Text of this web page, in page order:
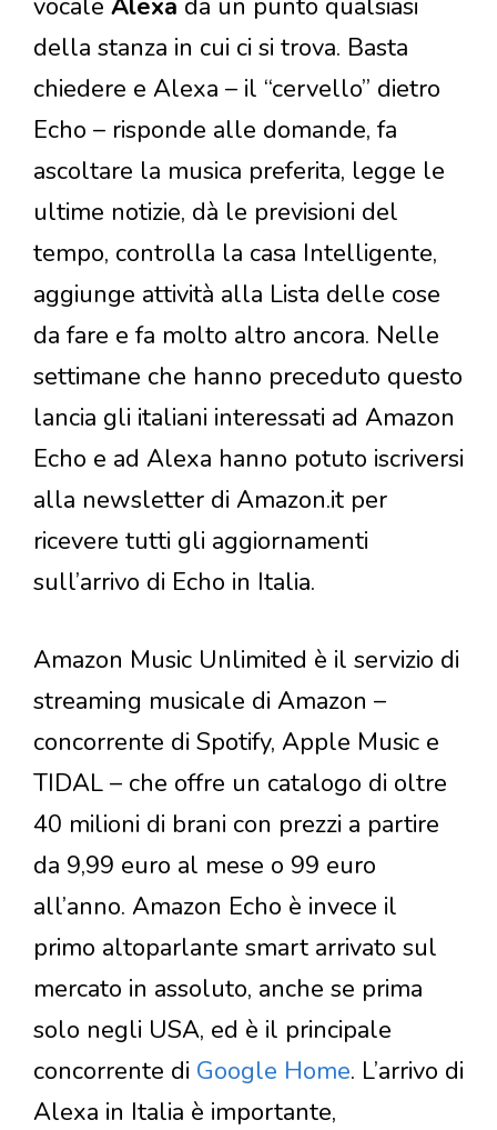
della stanza in cui ci si trova. Basta
chiedere e Alexa – il “cervello” dietro
Echo – risponde alle domande, fa
ascoltare la musica preferita, legge le
ultime notizie, dà le previsioni del
tempo, controlla la casa Intelligente,
aggiunge attività alla Lista delle cose
da fare e fa molto altro ancora. Nelle
settimane che hanno preceduto questo
lancia gli italiani interessati ad Amazon
Echo e ad Alexa hanno potuto iscriversi
alla newsletter di Amazon.it per
ricevere tutti gli aggiornamenti
sull’arrivo di Echo in Italia.
Amazon Music Unlimited è il servizio di
streaming musicale di Amazon –
concorrente di Spotify, Apple Music e
TIDAL – che offre un catalogo di oltre
40 milioni di brani con prezzi a partire
da 9,99 euro al mese o 99 euro
all’anno. Amazon Echo è invece il
primo altoparlante smart arrivato sul
mercato in assoluto, anche se prima
solo negli USA, ed è il principale
concorrente di Google Home. L’arrivo di
Alexa in Italia è importante,